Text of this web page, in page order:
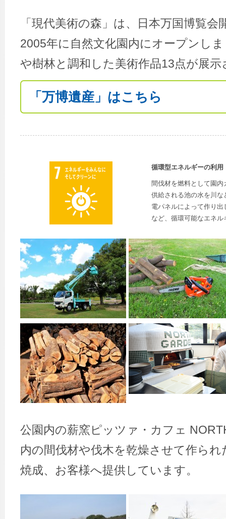
「現代美術の森」は、日本万国博覧
2005年に自然文化園内にオープンし
や樹林と調和した美術作品13点が展
「万博遺産」はこちら
循環型エネルギーの利用
間伐材を燃料として園
供給される池の水を川
電パネルによって作り
など、循環可能なエネ
公園内の薪窯ピッツァ・カフェ
内の間伐材や伐木を乾燥させて作ら
焼成、お客様へ提供しています。